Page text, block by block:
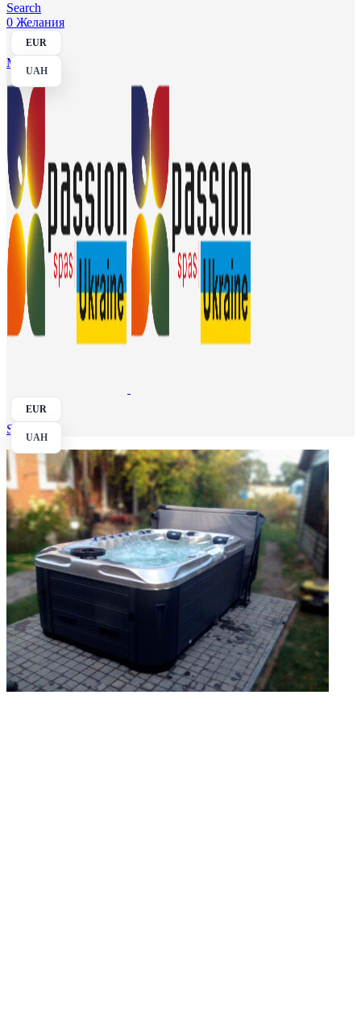
Search
0 Желания
EUR
UAH
Menu
EUR
UAH
Search